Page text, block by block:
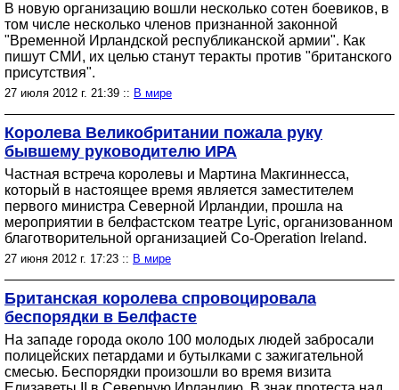
В новую организацию вошли несколько сотен боевиков, в
том числе несколько членов признанной законной
"Временной Ирландской республиканской армии". Как
пишут СМИ, их целью станут теракты против "британского
присутствия".
27 июля 2012 г. 21:39 :: В мире
Королева Великобритании пожала руку
бывшему руководителю ИРА
Частная встреча королевы и Мартина Макгиннесса,
который в настоящее время является заместителем
первого министра Северной Ирландии, прошла на
мероприятии в белфастском театре Lyric, организованном
благотворительной организацией Co-Operation Ireland.
27 июня 2012 г. 17:23 :: В мире
Британская королева спровоцировала
беспорядки в Белфасте
На западе города около 100 молодых людей забросали
полицейских петардами и бутылками с зажигательной
смесью. Беспорядки произошли во время визита